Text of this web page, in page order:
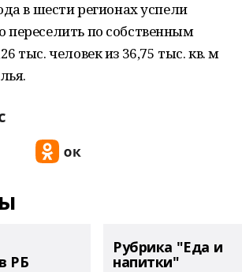
в шести регионах успели
переселить по собственным
тыс. человек из 36,75 тыс. кв. м
РБ
Рубрика "Еда и
напитки"